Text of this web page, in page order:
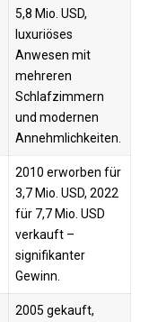
5,8 Mio. USD,
luxuriöses
Anwesen mit
mehreren
Schlafzimmern
und modernen
Annehmlichkeiten.​​
2010 erworben für
3,7 Mio. USD, 2022
für 7,7 Mio. USD
verkauft –
signifikanter
Gewinn.
2005 gekauft,